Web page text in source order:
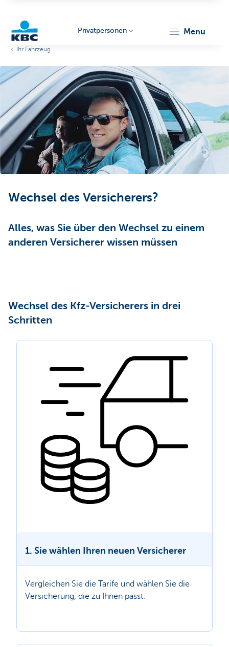
Particulieren
Privatpersonen menu
Ihr Fahrzeug
Wechsel des Versicherers?
Alles, was Sie über den Wechsel zu einem
anderen Versicherer wissen müssen
Wechsel des Kfz-Versicherers in drei
Schritten
1. Sie wählen Ihren neuen Versicherer
Vergleichen Sie die Tarife und wählen Sie die
Versicherung, die zu Ihnen passt.